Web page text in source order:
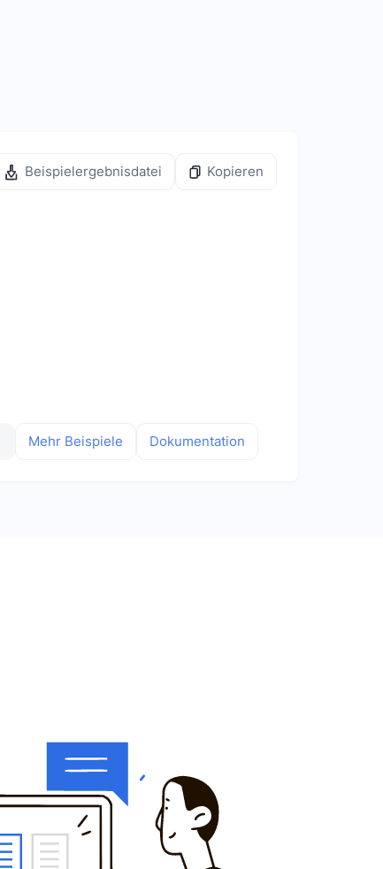
Beispielergebnisdatei Kopieren
Mehr Beispiele Dokumentation